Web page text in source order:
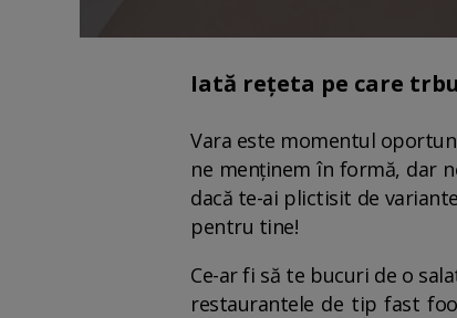
Iată rețeta pe care
Vara este momentul
ne menținem în formă, dar
dacă te-ai plictisit de
pentru tine!
Ce-ar fi să te bucuri de o
restaurantele de tip fast